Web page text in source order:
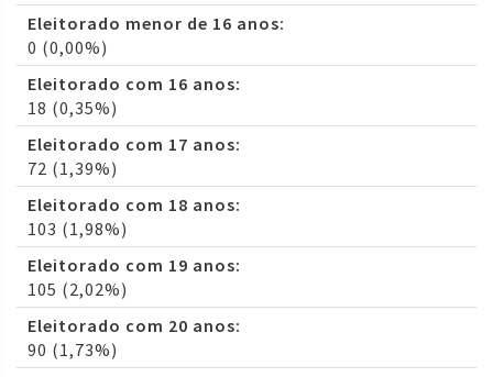
Eleitorado menor de 16 anos:
0 (0,00%)
Eleitorado com 16 anos:
18 (0,35%)
Eleitorado com 17 anos:
72 (1,39%)
Eleitorado com 18 anos:
103 (1,98%)
Eleitorado com 19 anos:
105 (2,02%)
Eleitorado com 20 anos:
90 (1,73%)